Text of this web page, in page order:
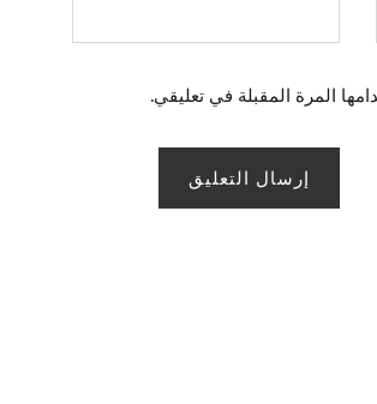
المرة المقبلة في تعليقي.